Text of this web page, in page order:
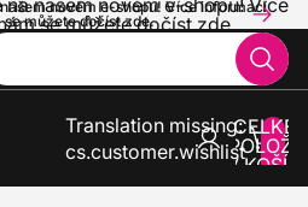
novém e-shopu! Více informací
se můžete dočíst zde.
našem novém e-shopu! Více
se můžete dočíst zde.
Translation missing:
cs.customer.wishlist
V
0